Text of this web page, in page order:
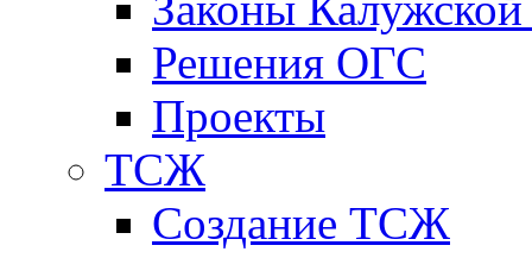
Решения ОГС
Проекты
ТСЖ
Создание ТСЖ